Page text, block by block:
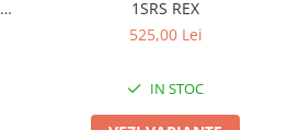
1SRS REX
525,00 Lei
IN STOC